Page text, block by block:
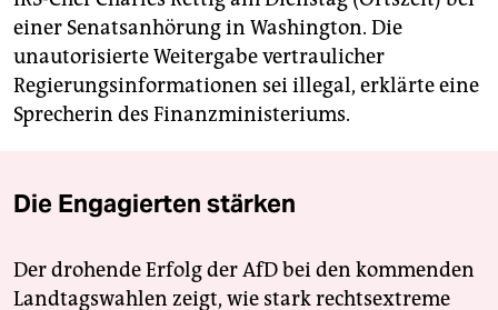
einer Senatsanhörung in Washington. Die
unautorisierte Weitergabe vertraulicher
Regierungsinformationen sei illegal, erklärte eine
Sprecherin des Finanzministeriums.
Die Engagierten stärken
Der drohende Erfolg der AfD bei den kommenden
Landtagswahlen zeigt, wie stark rechtsextreme